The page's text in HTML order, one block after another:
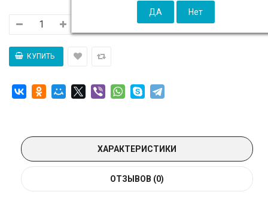
ХАРАКТЕРИСТИКИ
ОТЗЫВОВ (0)